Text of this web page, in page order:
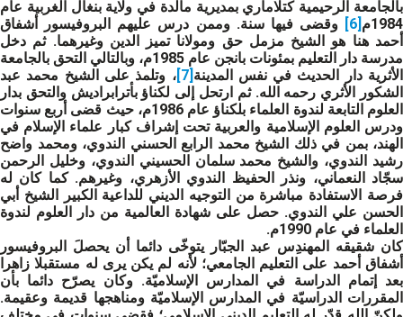
بالجامعة الرحيمية كتلاماري بمديرية مالدة في ولاية بنغال الغربية عام
1984م
وقضى فيها سنة. وممن درس عليهم البروفيسور أشفاق
أحمد هنا هو الشيخ مزمل حق ومولانا تميز الدين وغيرهما. ثم دخل
مدرسة دار التعليم بمئونات بانجن عام 1985م، وبالتالي التحق بالجامعة
الأثرية دار الحديث في نفس المدينة [7]
، وتلمذ على الشيخ محمد عبد
الشكور الأثري رحمه الله. ثم ارتحل إلى لكناؤ بأترابراديش والتحق بدار
العلوم التابعة لندوة العلماء بلكناؤ عام 1986م، حيث قضى أربع سنوات
ودرس العلوم الإسلامية والعربية تحت إشراف كبار علماء الإسلام في
الهند، بمن في ذلك الشيخ محمد الرابع الحسني الندوي، ومحمد واضح
رشيد الندوي، والشيخ محمد سلمان الحسيني الندوي، وخليل الرحمن
سجّاد النعماني، ونذر الحفيظ الندوي الأزهري، وغيرهم. كما كان له
فرصة الاستفادة مباشرة من التوجيه الديني للداعية الكبير الشيخ أبي
الحسن علي الندوي. حصل على شهادة العالمية من دار العلوم لندوة
العلماء في عام 1990م.
كان شقيقه المهندِس عبد الجبّار يتوخّى دائما أن يحصلَ البروفيسور
أشفاق أحمد على التعليم الجامعي؛ لأنه لم يكن يرى له مستقبلا زاهرا
بعد إتمام الدراسة في المدارس الإسلاميّة. وكان يصرّح دائما بأن
المقررات الدراسيّة في المدارس الإسلاميّة ومناهجها قديمة وعقيمة.